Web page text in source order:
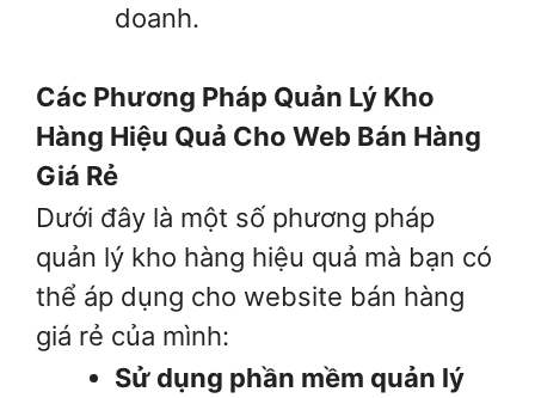
doanh.
Các Phương Pháp Quản Lý Kho
Hàng Hiệu Quả Cho Web Bán Hàng
Giá Rẻ
Dưới đây là một số phương pháp
quản lý kho hàng hiệu quả mà bạn có
thể áp dụng cho website bán hàng
giá rẻ của mình:
Sử dụng phần mềm quản lý